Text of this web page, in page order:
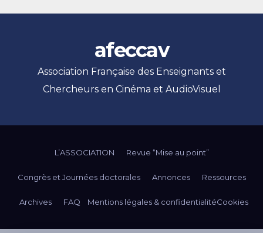
afeccav
Association Française des Enseignants et
Chercheurs en Cinéma et AudioVisuel
L’ASSOCIATION Revue “Mise au point”
Congrès et Journées doctorales Annonces Ressources
Archives FAQ Mentions légales & confidentialitéCookies